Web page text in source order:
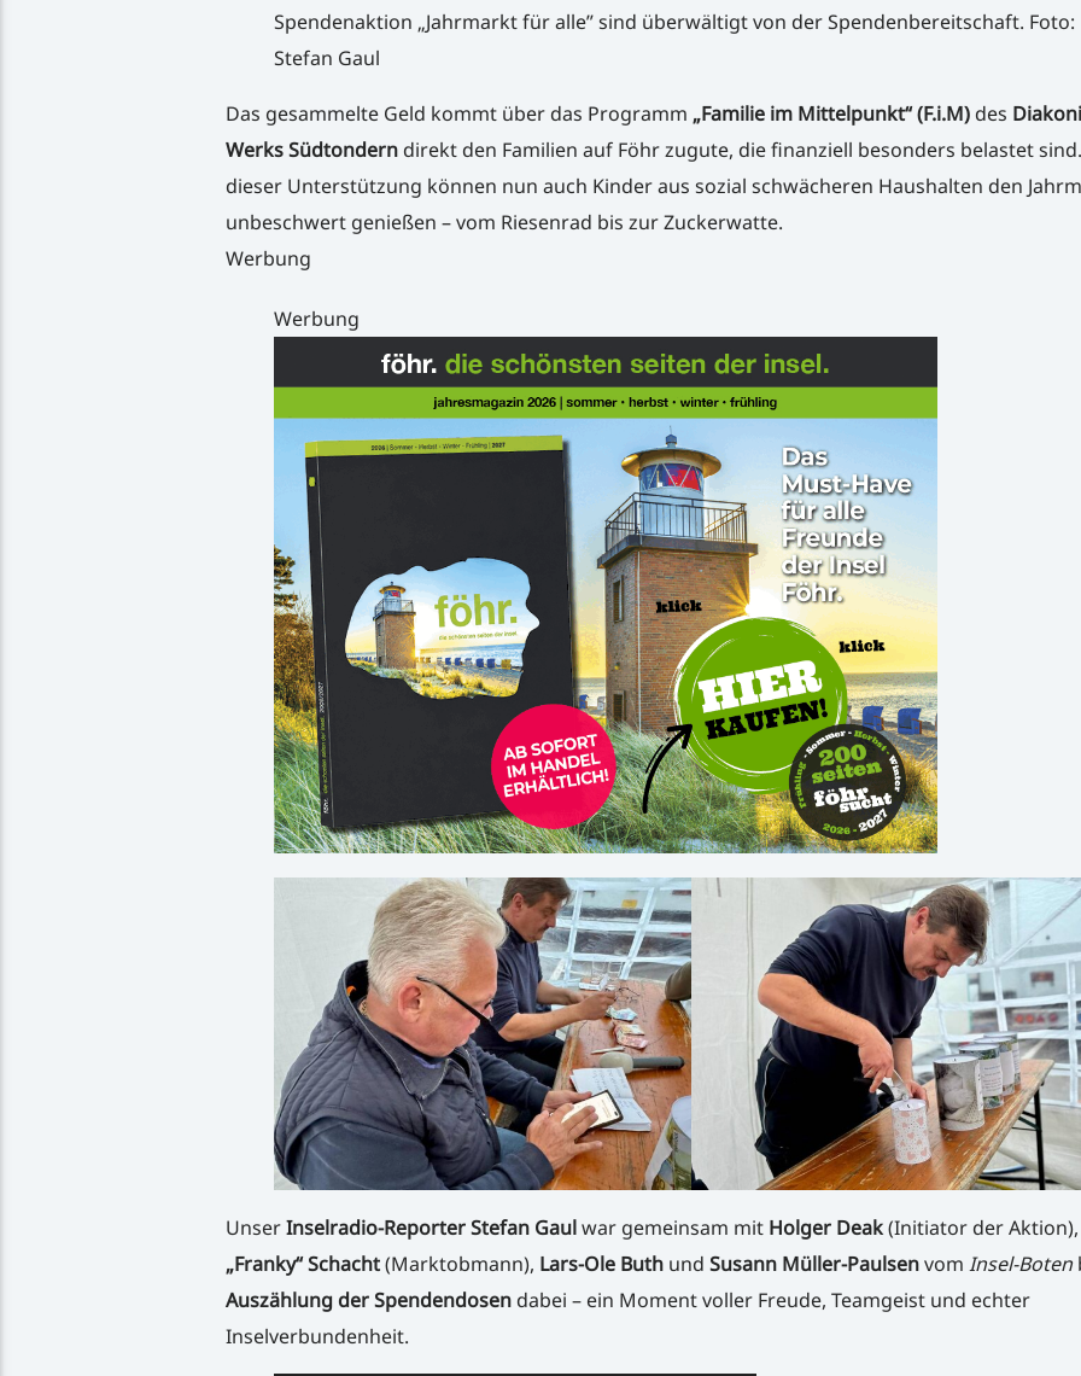
Spendenaktion „Jahrmarkt für alle” sind überwältigt von der Spendenbereitschaft. Foto:
Stefan Gaul
Das gesammelte Geld kommt über das Programm „Familie im Mittelpunkt“ (F.i.M)des
Werks Südtonderndirekt den Familien auf Föhr zugute, die finanziell besonders belastet
dieser Unterstützung können nun auch Kinder aus sozial schwächeren Haushalten den
unbeschwert genießen – vom Riesenrad bis zur Zuckerwatte.
Werbung
Werbung
UnserInselradio-Reporter Stefan Gaulwar gemeinsam mit Holger Deak(Initiator der Aktion),
„Franky“ Schacht(Marktobmann), Lars-Ole Buthund Susann Müller-Paulsenvom Insel-Boten
Auszählung der Spendendosendabei – ein Moment voller Freude, Teamgeist und echter
Inselverbundenheit.